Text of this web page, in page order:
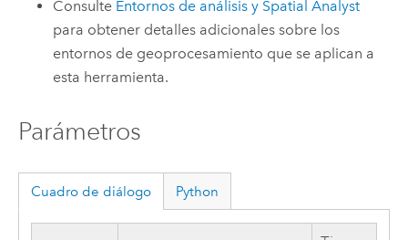
Consulte Entornos de análisis y Spatial Analyst
para obtener detalles adicionales sobre los
entornos de geoprocesamiento que se aplican a
esta herramienta.
Parámetros
Cuadro de diálogo Python